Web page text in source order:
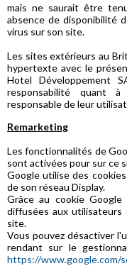
mais ne saurait être
absence de disponibilité
virus sur son site.
Les sites extérieurs au
hypertexte avec le
Hotel Développement
responsabilité quant
responsable de leur
Remarketing
Les fonctionnalités de
sont activées pour sur ce
Google utilise des
de son réseau Display.
Grâce au cookie Google
diffusées aux
site.
Vous pouvez désactiver
rendant sur le
https://www.google.com/